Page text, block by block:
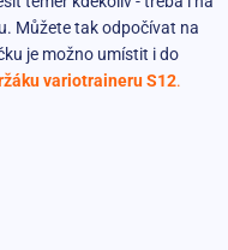
Můžete tak odpočívat na
je možno umístit i do
variotraineru S12.